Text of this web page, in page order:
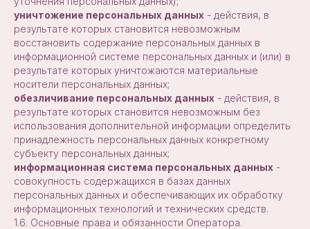
уничтожение персональных данных - действия, в
результате которых становится невозможным
восстановить содержание персональных данных в
информационной системе персональных данных и (или) в
результате которых уничтожаются материальные
носители персональных данных;
обезличивание персональных данных - действия, в
результате которых становится невозможным без
использования дополнительной информации определить
принадлежность персональных данных конкретному
субъекту персональных данных;
информационная система персональных данных -
совокупность содержащихся в базах данных
персональных данных и обеспечивающих их обработку
информационных технологий и технических средств.
1.6. Основные права и обязанности Оператора.